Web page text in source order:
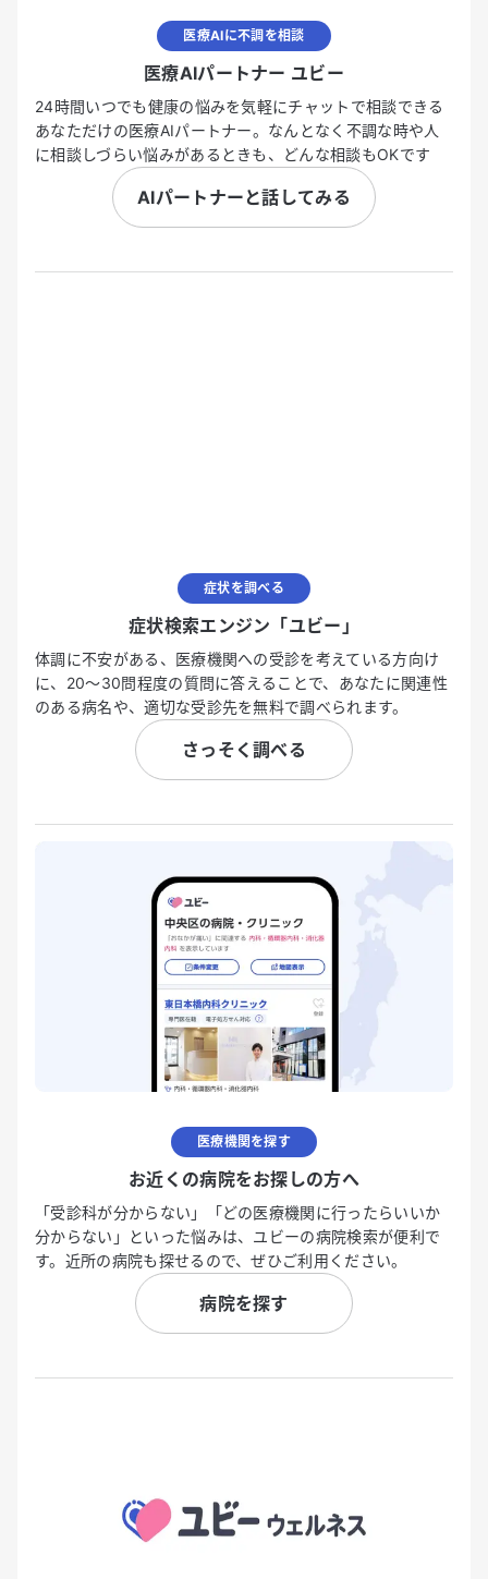
医療AIに不調を相談
医療AIパートナー ユビー
24時間いつでも健康の悩みを気軽にチャットで相談できる
あなただけの医療AIパートナー。なんとなく不調な時や人
に相談しづらい悩みがあるときも、どんな相談もOKです
AIパートナーと話してみる
症状を調べる
症状検索エンジン「ユビー」
体調に不安がある、医療機関への受診を考えている方向け
に、20〜30問程度の質問に答えることで、あなたに関連性
のある病名や、適切な受診先を無料で調べられます。
さっそく調べる
医療機関を探す
お近くの病院をお探しの方へ
「受診科が分からない」「どの医療機関に行ったらいいか
分からない」といった悩みは、ユビーの病院検索が便利で
す。近所の病院も探せるので、ぜひご利用ください。
病院を探す